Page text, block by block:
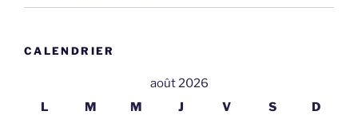
CALENDRIER
août 2026
L
M M J V S D